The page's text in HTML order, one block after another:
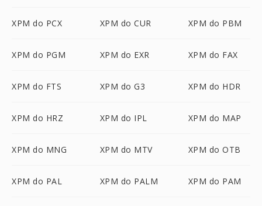
XPM do PCX XPM do CUR XPM do PBM
XPM do PGM XPM do EXR XPM do FAX
XPM do FTS XPM do G3 XPM do HDR
XPM do HRZ XPM do IPL XPM do MAP
XPM do MNG XPM do MTV XPM do OTB
XPM do PAL XPM do PALM XPM do PAM